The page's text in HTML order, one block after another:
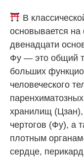
В
основывается на
двенадцати
Фу — это общий
больших
человеческого
хранилищ
чертогов (Фу), а
плотным
сердце,